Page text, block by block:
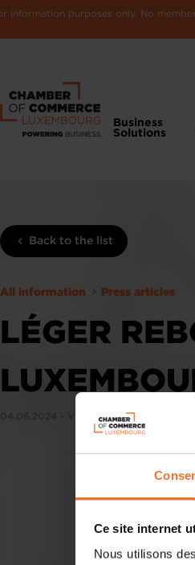
Ce site internet
Nous utilisons
information purposes only. No
Business
Solutions
Back to the list
All information Press articles
LÉGER
04.06.2024 - Virgule.lu